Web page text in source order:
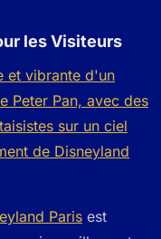
les Visiteurs
Paris est